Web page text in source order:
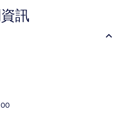
訊